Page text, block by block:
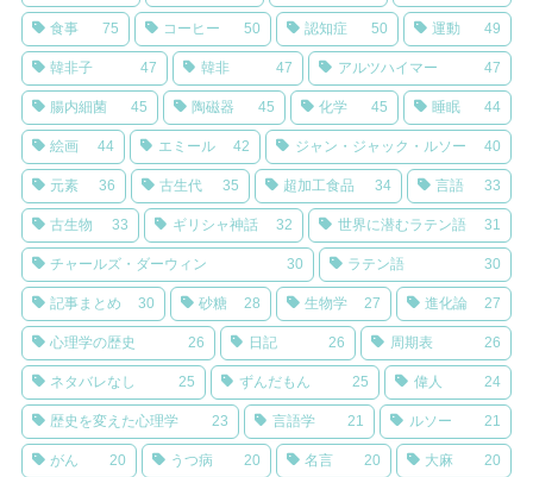
食事 75 コーヒー 50 認知症 50 運動 49
韓非子 47 韓非 47 アルツハイマー 47
腸内細菌 45 陶磁器 45 化学 45 睡眠 44
絵画 44 エミール 42 ジャン・ジャック・ルソー 40
元素 36 古生代 35 超加工食品 34 言語 33
古生物 33 ギリシャ神話 32 世界に潜むラテン語 31
チャールズ・ダーウィン 30 ラテン語 30
記事まとめ 30 砂糖 28 生物学 27 進化論 27
心理学の歴史 26 日記 26 周期表 26
ネタバレなし 25 ずんだもん 25 偉人 24
歴史を変えた心理学 23 言語学 21 ルソー 21
がん 20 うつ病 20 名言 20 大麻 20